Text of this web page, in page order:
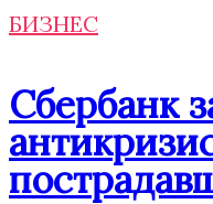
БИЗНЕС
Сбербанк